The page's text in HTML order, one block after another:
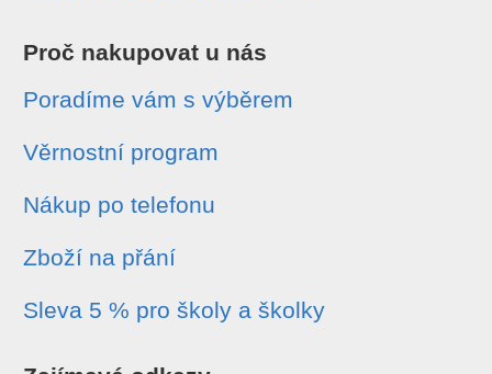
Proč nakupovat u nás
Poradíme vám s výběrem
Věrnostní program
Nákup po telefonu
Zboží na přání
Sleva 5 % pro školy a školky